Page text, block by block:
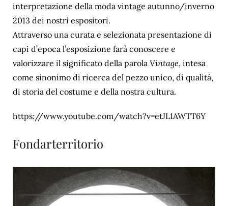
interpretazione della moda vintage autunno/inverno
2013 dei nostri espositori.
Attraverso una curata e selezionata presentazione di
capi d’epoca l’esposizione farà conoscere e
valorizzare il significato della parola Vintage, intesa
come sinonimo di ricerca del pezzo unico, di qualità,
di storia del costume e della nostra cultura.
https://www.youtube.com/watch?v=etJL1AWTT6Y
Fondarterritorio